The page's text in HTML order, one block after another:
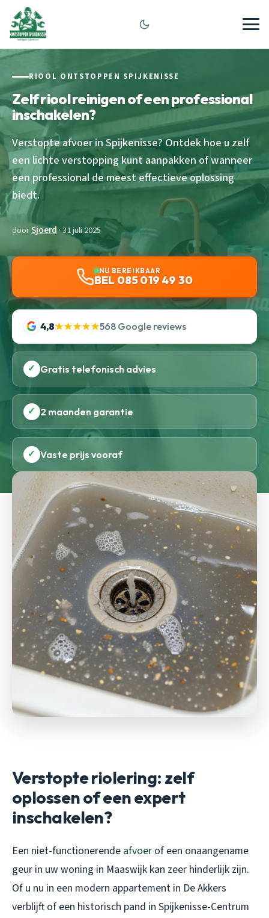
RIOOL ONTSTOPPEN SPIJKENISSE
Zelf riool reinigen of een professional
inschakelen?
Verstopte afvoer in Spijkenisse? Ontdek hoe u zelf
een lichte verstopping kunt aanpakken of wanneer
een professional de meest effectieve oplossing
biedt.
doorSjoerd· 31 juli 2025
NU BEREIKBAAR
BEL 085 019 49 30
4,8★★★★★568 Google reviews
✓ Gratis telefonisch advies
✓ 2 maanden garantie
✓ Vaste prijs vooraf
Verstopte riolering: zelf
oplossen of een expert
inschakelen?
Een niet-functionerende afvoer of een onaangename
geur in uw woning in Maaswijk kan zeer hinderlijk zijn.
Of u nu in een modern appartement in De Akkers
verblijft of een historisch pand in Spijkenisse-Centrum